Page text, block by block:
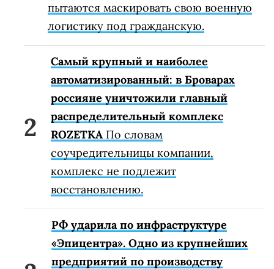
пытаются маскировать свою военную
логистику под гражданскую.
Самый крупный и наиболее
автоматизированный: в Броварах
россияне уничтожили главный
распределительный комплекс
ROZETKA По словам
соучредительницы компании,
комплекс не подлежит
восстановлению.
РФ ударила по инфраструктуре
«Эпицентра». Одно из крупнейших
предприятий по производству